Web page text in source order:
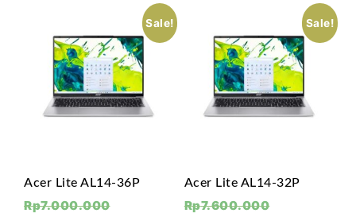
Sale!
Acer Lite AL14-36P
Rp7.000.000
Sale!
Acer Lite AL14-32P
Rp7.600.000